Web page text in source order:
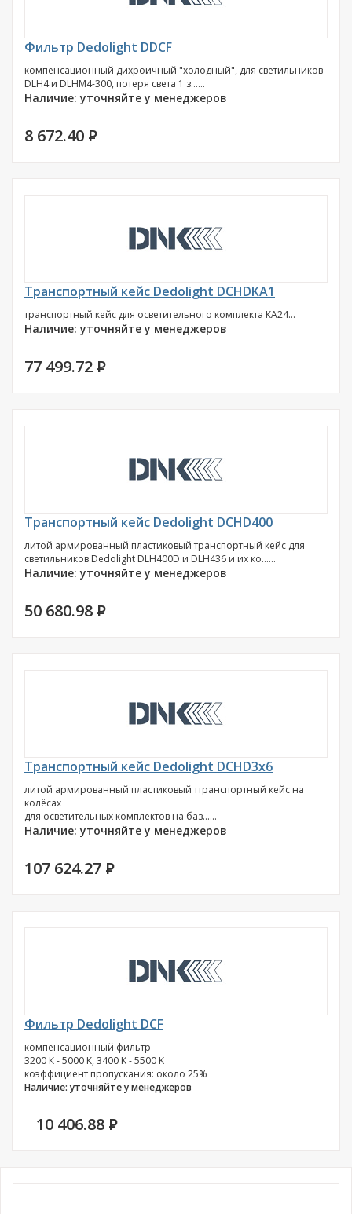
Фильтр Dedolight DDCF
компенсационный дихроичный "холодный", для светильников
DLH4 и DLHM4-300, потеря света 1 з......
Наличие: уточняйте у менеджеров
8 672.40 P
Транспортный кейс Dedolight DCHDKA1
транспортный кейс для осветительного комплекта КА24...
Наличие: уточняйте у менеджеров
77 499.72 P
Транспортный кейс Dedolight DCHD400
литой армированный пластиковый транспортный кейс для
светильников Dedolight DLH400D и DLH436 и их ко......
Наличие: уточняйте у менеджеров
50 680.98 P
Транспортный кейс Dedolight DCHD3x6
литой армированный пластиковый ттранспортный кейс на
колёсах
для осветительных комплектов на баз......
Наличие: уточняйте у менеджеров
107 624.27 P
Фильтр Dedolight DCF
компенсационный фильтр
3200 К - 5000 К, 3400 K - 5500 K
коэффициент пропускания: около 25%
Наличие: уточняйте у менеджеров
10 406.88 P